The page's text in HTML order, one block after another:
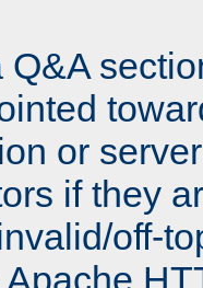
Q&A
or
if they
off-